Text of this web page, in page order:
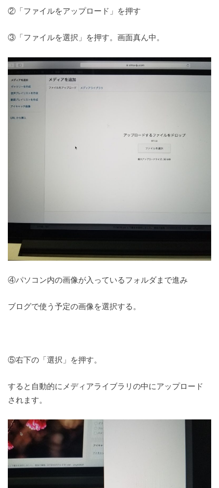
②「ファイルをアップロード」を押す
③「ファイルを選択」を押す。画面真ん中。
④パソコン内の画像が入っているフォルダまで進み
ブログで使う予定の画像を選択する。
⑤右下の「選択」を押す。
すると自動的にメディアライブラリの中にアップロード
されます。